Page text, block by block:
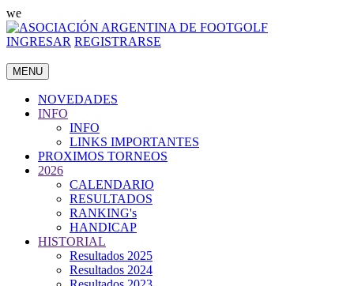
we
INGRESAR REGISTRARSE
MENU
NOVEDADES
INFO
INFO
LINKS IMPORTANTES
PROXIMOS TORNEOS
2026
CALENDARIO
RESULTADOS
RANKING's
HANDICAP
HISTORIAL
Resultados 2025
Resultados 2024